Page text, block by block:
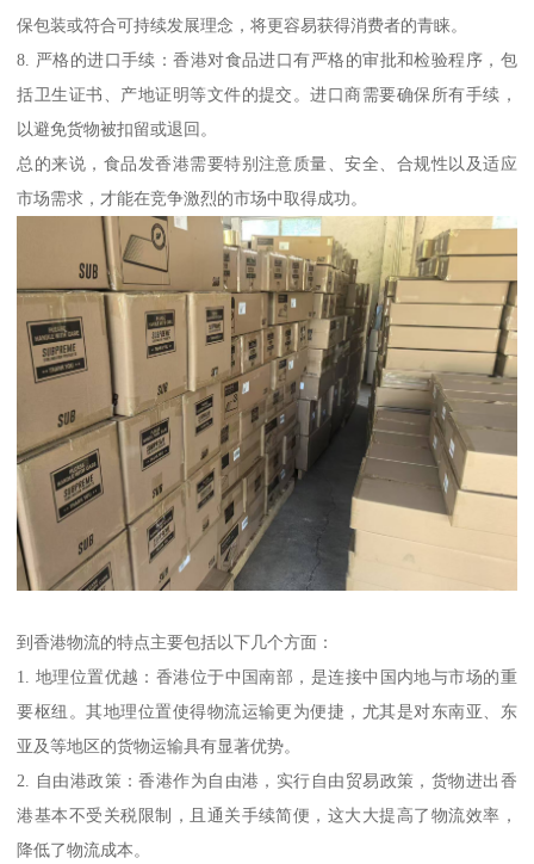
保包装或符合可持续发展理念，将更容易获得消费者的青睐。
8. 严格的进口手续：香港对食品进口有严格的审批和检验程序，包
括卫生证书、产地证明等文件的提交。进口商需要确保所有手续，
以避免货物被扣留或退回。
总的来说，食品发香港需要特别注意质量、安全、合规性以及适应
市场需求，才能在竞争激烈的市场中取得成功。
到香港物流的特点主要包括以下几个方面：
1. 地理位置优越：香港位于中国南部，是连接中国内地与市场的重
要枢纽。其地理位置使得物流运输更为便捷，尤其是对东南亚、东
亚及等地区的货物运输具有显著优势。
2. 自由港政策：香港作为自由港，实行自由贸易政策，货物进出香
港基本不受关税限制，且通关手续简便，这大大提高了物流效率，
降低了物流成本。